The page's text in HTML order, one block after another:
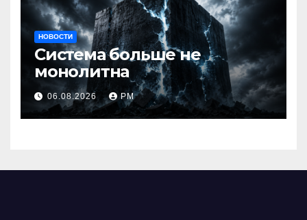
НОВОСТИ
Система больше не
монолитна
06.08.2026 РМ